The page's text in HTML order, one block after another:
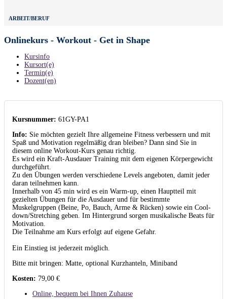
ARBEIT/BERUF
Onlinekurs - Workout - Get in Shape
Kursinfo
Kursort(e)
Termin(e)
Dozent(en)
Kursnummer: 61GY-PA1
Info: Sie möchten gezielt Ihre allgemeine Fitness verbessern und mit
Spaß und Motivation regelmäßig dran bleiben? Dann sind Sie in
diesem online Workout-Kurs genau richtig.
Es wird ein Kraft-Ausdauer Training mit dem eigenen Körpergewicht
durchgeführt.
Zu den Übungen werden verschiedene Levels angeboten, damit jeder
daran teilnehmen kann.
Innerhalb von 45 min wird es ein Warm-up, einen Hauptteil mit
gezielten Übungen für die Ausdauer und für bestimmte
Muskelgruppen (Beine, Po, Bauch, Arme & Rücken) sowie ein Cool-
down/Stretching geben. Im Hintergrund sorgen musikalische Beats für
Motivation.
Die Teilnahme am Kurs erfolgt auf eigene Gefahr.
Ein Einstieg ist jederzeit möglich.
Bitte mit bringen: Matte, optional Kurzhanteln, Miniband
Kosten: 79,00 €
Online, bequem bei Ihnen Zuhause